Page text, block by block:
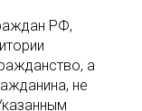
РФ,
а
не